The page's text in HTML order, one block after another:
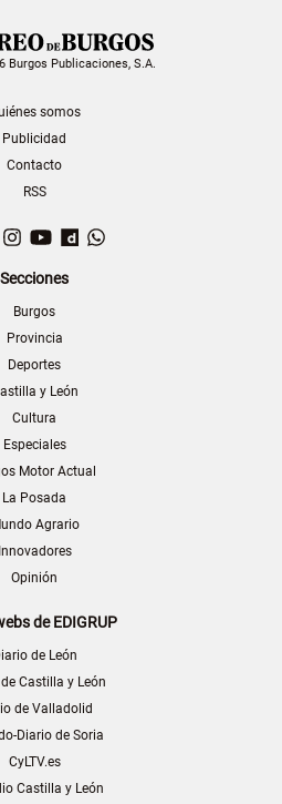
Burgos Publicaciones, S.A.
somos
Publicidad
Contacto
RSS
TwitterInstagram
YouTubeDailymotion
Secciones
Burgos
Provincia
Deportes
y León
Cultura
Especiales
Motor Actual
La Posada
Agrario
Innovadores
Opinión
de EDIGRUP
de León
Castilla y León
de Valladolid
Diario de Soria
CyLTV.es
Castilla y León